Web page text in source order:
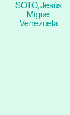
SOTO, Jesús
Miguel
Venezuela